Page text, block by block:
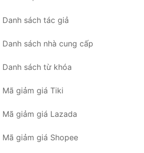
Danh sách tác giả
Danh sách nhà cung cấp
Danh sách từ khóa
Mã giảm giá Tiki
Mã giảm giá Lazada
Mã giảm giá Shopee